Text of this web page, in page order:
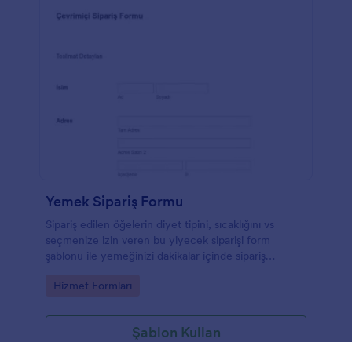
Yemek Sipariş Formu
Sipariş edilen öğelerin diyet tipini, sıcaklığını vs
seçmenize izin veren bu yiyecek siparişi form
şablonu ile yemeğinizi dakikalar içinde sipariş
Go to Category:
Hizmet Formları
Şablon Kullan